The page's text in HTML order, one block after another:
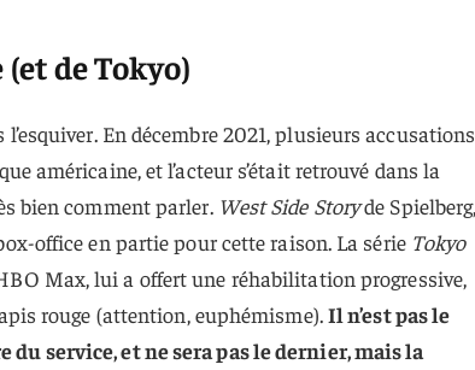
de Tokyo)
En décembre 2021, plusieurs accusations
américaine, et l’acteur s’était retrouvé dans la
bien comment parler. West Side Storyde Spielberg,
office en partie pour cette raison. La série Tokyo
Max, lui a offert une réhabilitation progressive,
rouge (attention, euphémisme). Il n’est pas le
service, et ne sera pas le dernier, mais la